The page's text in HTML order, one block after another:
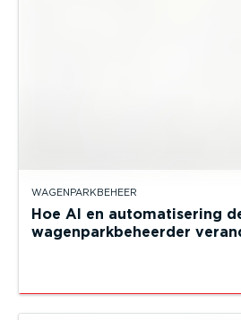
WAGENPARKBEHEER
Hoe AI en automatisering
wagenparkbeheerder